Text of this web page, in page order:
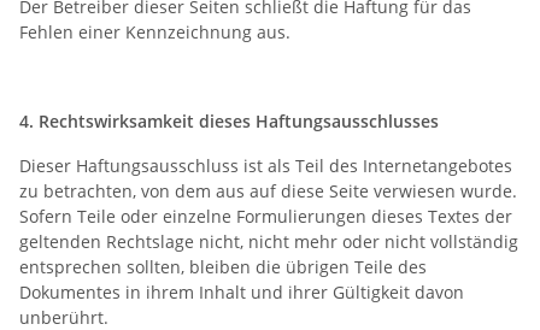
Der Betreiber dieser Seiten schließt die Haftung für das
Fehlen einer Kennzeichnung aus.
4. Rechtswirksamkeit dieses Haftungsausschlusses
Dieser Haftungsausschluss ist als Teil des Internetangebotes
zu betrachten, von dem aus auf diese Seite verwiesen wurde.
Sofern Teile oder einzelne Formulierungen dieses Textes der
geltenden Rechtslage nicht, nicht mehr oder nicht vollständig
entsprechen sollten, bleiben die übrigen Teile des
Dokumentes in ihrem Inhalt und ihrer Gültigkeit davon
unberührt.